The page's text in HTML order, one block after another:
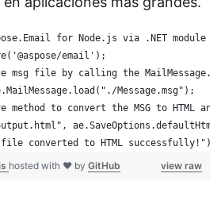
for Node.js via .NET module
email');
msg file by calling the
Message.msg");
method to convert the MSG to HTML
file converted to HTML successfully!");
view raw
hosted with ❤ by GitHub